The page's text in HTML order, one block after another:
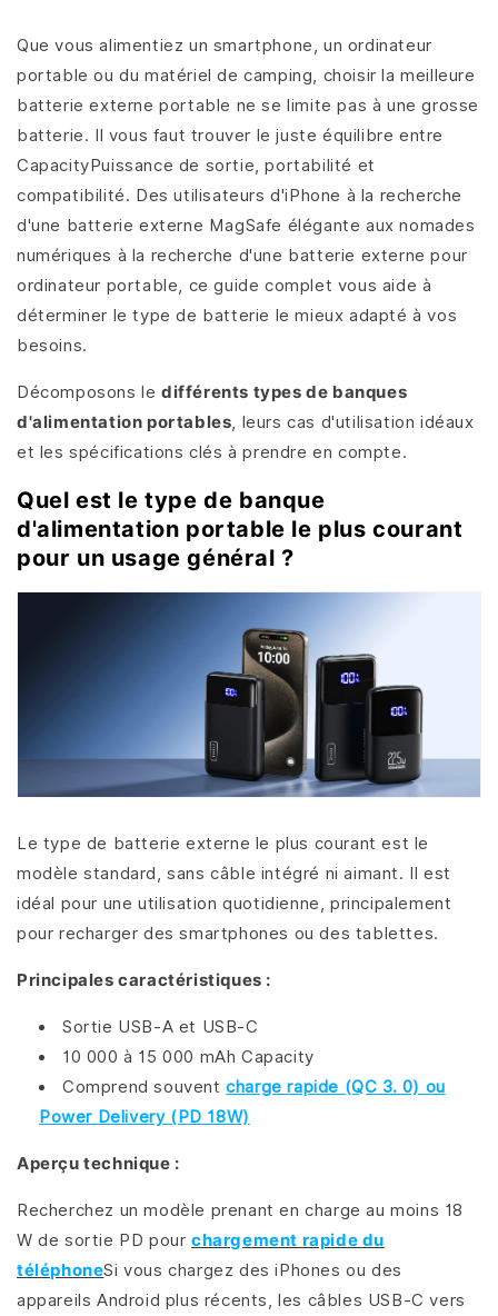
Que vous alimentiez un smartphone, un ordinateur
portable ou du matériel de camping, choisir la meilleure
batterie externe portable ne se limite pas à une grosse
batterie. Il vous faut trouver le juste équilibre entre
CapacityPuissance de sortie, portabilité et
compatibilité. Des utilisateurs d'iPhone à la recherche
d'une batterie externe MagSafe élégante aux nomades
numériques à la recherche d'une batterie externe pour
ordinateur portable, ce guide complet vous aide à
déterminer le type de batterie le mieux adapté à vos
besoins.
Décomposons le différents types de banques
d'alimentation portables, leurs cas d'utilisation idéaux
et les spécifications clés à prendre en compte.
Quel est le type de banque
d'alimentation portable le plus courant
pour un usage général ?
Le type de batterie externe le plus courant est le
modèle standard, sans câble intégré ni aimant. Il est
idéal pour une utilisation quotidienne, principalement
pour recharger des smartphones ou des tablettes.
Principales caractéristiques :
Sortie USB-A et USB-C
10 000 à 15 000 mAh Capacity
Comprend souventcharge rapide (QC 3. 0) ou
Power Delivery (PD 18W)
Aperçu technique :
Recherchez un modèle prenant en charge au moins 18
W de sortie PD pourchargement rapide du
téléphoneSi vous chargez des iPhones ou des
appareils Android plus récents, les câbles USB-C vers